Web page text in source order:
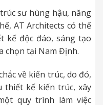
sư hùng hậu, năng
AT Architects có thế
kế độc đáo, sáng tạo
chọn tại Nam Định.
về kiến trúc, do đó,
thiết kế kiến trúc, xây
quy trình làm việc